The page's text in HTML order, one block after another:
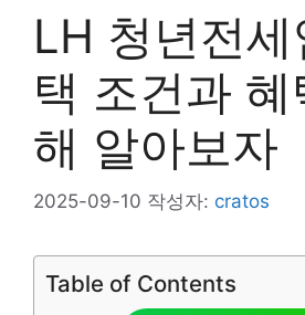
LH 청년전세
택 조건과 혜
해 알아보자
2025-09-10 작성자: cratos
Table of Contents